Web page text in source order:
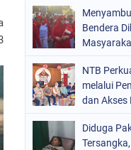
Bendera
NTB
melalui
dan Akses
Diduga